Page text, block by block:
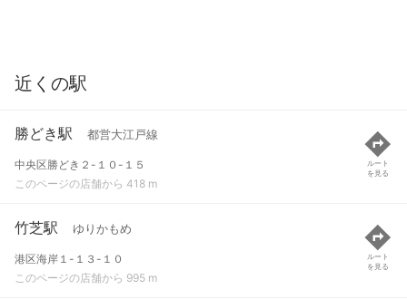
近くの駅
勝どき駅 都営大江戸線
中央区勝どき２-１０-１５
このページの店舗から 418 m
ルート
を見る
竹芝駅 ゆりかもめ
港区海岸１-１３-１０
このページの店舗から 995 m
ルート
を見る